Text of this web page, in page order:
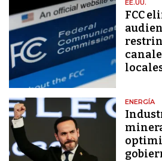
EE.UU.
FCC
ENERGÍA